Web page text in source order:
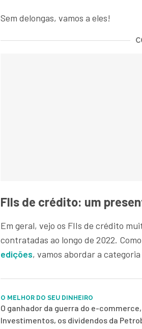
Sem delongas, vamos a eles!
FIIs de crédito: um
Em geral, vejo os FIIs de crédito
contratadas ao longo de 2022.
edições, vamos abordar a
O MELHOR DO SEU DINHEIRO
O ganhador da guerra do e-
Investimentos, os dividendos da